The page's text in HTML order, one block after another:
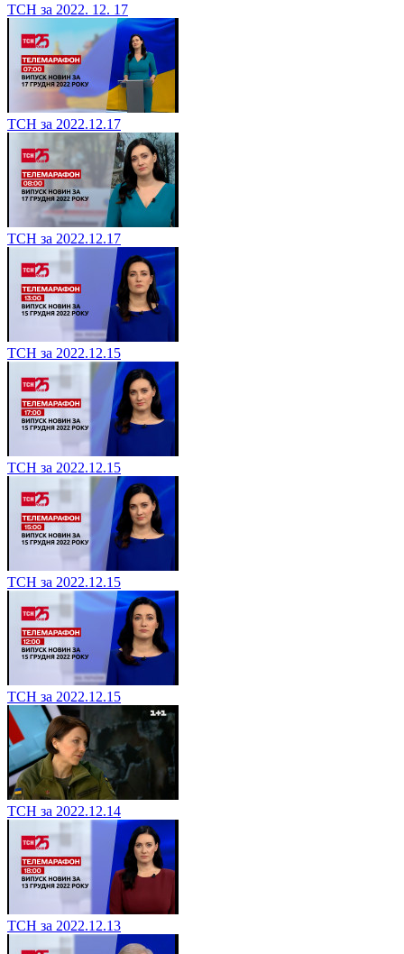
ТСН за 2022. 12. 17
ТСН за 2022.12.17
ТСН за 2022.12.17
ТСН за 2022.12.15
ТСН за 2022.12.15
ТСН за 2022.12.15
ТСН за 2022.12.15
ТСН за 2022.12.14
ТСН за 2022.12.13